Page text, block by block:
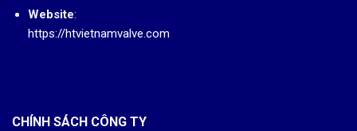
Website:
https://htvietnamvalve.com
CHÍNH SÁCH CÔNG TY